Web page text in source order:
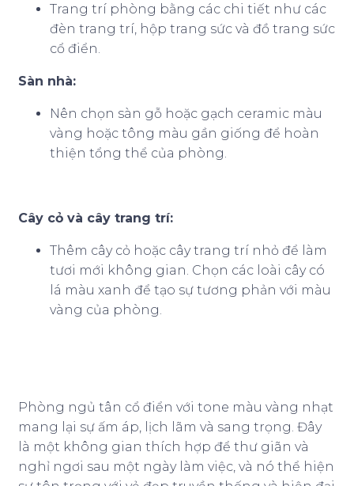
Trang trí phòng bằng các chi tiết như các
đèn trang trí, hộp trang sức và đồ trang sức
cổ điển.
Sàn nhà:
Nên chọn sàn gỗ hoặc gạch ceramic màu
vàng hoặc tông màu gần giống để hoàn
thiện tổng thể của phòng.
Cây cỏ và cây trang trí:
Thêm cây cỏ hoặc cây trang trí nhỏ để làm
tươi mới không gian. Chọn các loài cây có
lá màu xanh để tạo sự tương phản với màu
vàng của phòng.
Phòng ngủ tân cổ điển với tone màu vàng nhạt
mang lại sự ấm áp, lịch lãm và sang trọng. Đây
là một không gian thích hợp để thư giãn và
nghỉ ngơi sau một ngày làm việc, và nó thể hiện